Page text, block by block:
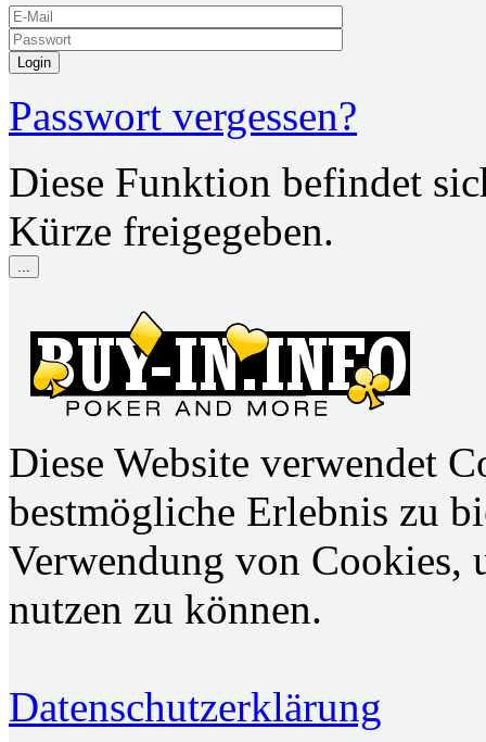
Login
Passwort vergessen?
Diese Funktion befindet
Kürze freigegeben.
...
Diese Website verwendet
bestmögliche Erlebnis zu
Verwendung von Cookies,
nutzen zu können.
Datenschutzerklärung